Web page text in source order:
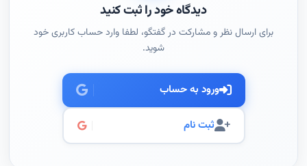
دیدگاه خود را ثبت کنید
برای ارسال نظر و مشارکت در گفتگو، لطفا وارد حساب کاربری خود
شوید.
ورود به حساب
ثبت نام